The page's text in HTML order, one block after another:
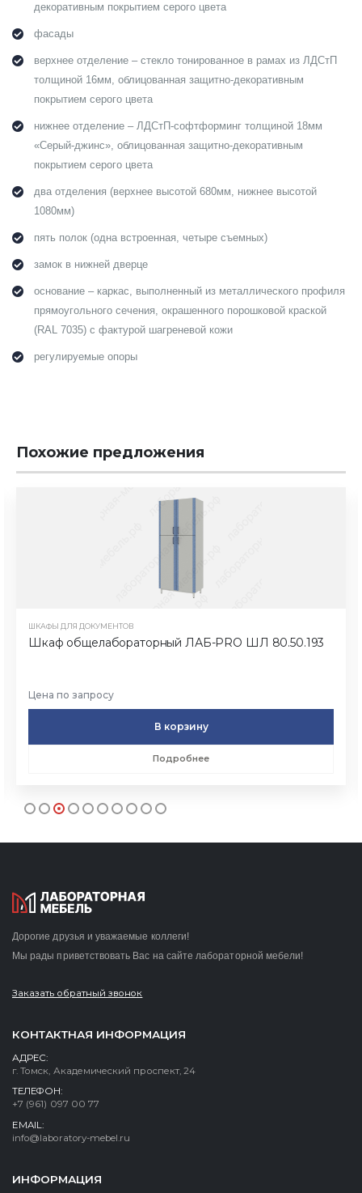
декоративным покрытием серого цвета
фасады
верхнее отделение – стекло тонированное в рамах из ЛДСтП
толщиной 16мм, облицованная защитно-декоративным
покрытием серого цвета
нижнее отделение – ЛДСтП-софтформинг толщиной 18мм
«Серый-джинс», облицованная защитно-декоративным
покрытием серого цвета
два отделения (верхнее высотой 680мм, нижнее высотой
1080мм)
пять полок (одна встроенная, четыре съемных)
замок в нижней дверце
основание – каркас, выполненный из металлического профиля
прямоугольного сечения, окрашенного порошковой краской
(RAL 7035) с фактурой шагреневой кожи
регулируемые опоры
Похожие предложения
ШКАФЫ ДЛЯ ДОКУМЕНТОВ
Шкаф общелабораторный ЛАБ-PRO ШЛ 80.50.193
Цена по запросу
В корзину
Подробнее
Дорогие друзья и уважаемые коллеги!
Мы рады приветствовать Вас на сайте лабораторной мебели!
Заказать обратный звонок
КОНТАКТНАЯ ИНФОРМАЦИЯ
АДРЕС:
г. Томск, Академический проспект, 24
ТЕЛЕФОН:
+7 (961) 097 00 77
EMAIL:
info@laboratory-mebel.ru
ИНФОРМАЦИЯ